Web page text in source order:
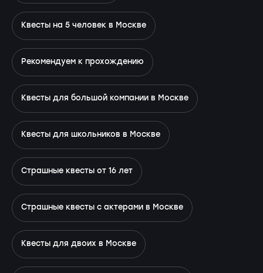
Квесты на 5 человек в Москве
Рекомендуем к прохождению
Квесты для большой компании в Москве
Квесты для школьников в Москве
Страшные квесты от 16 лет
Страшные квесты с актерами в Москве
Квесты для двоих в Москве